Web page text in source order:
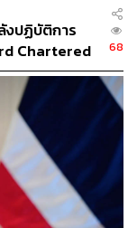
การค้า
ค้าอันดับ 1 ของ
นทะลุ 245,000
ฐฯ-รัสเซีย ใน
ล้านดอลลาร์)
ค้าหลักที่ขายให้
ารส่งออก
ดส่วนร้อยละ 10)
งปฏิบัติการ
Chartered
ดอลลาร์
68